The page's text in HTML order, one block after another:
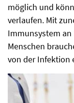
möglich und
verlaufen. Mit
Immunsystem
Menschen
von der Infektion